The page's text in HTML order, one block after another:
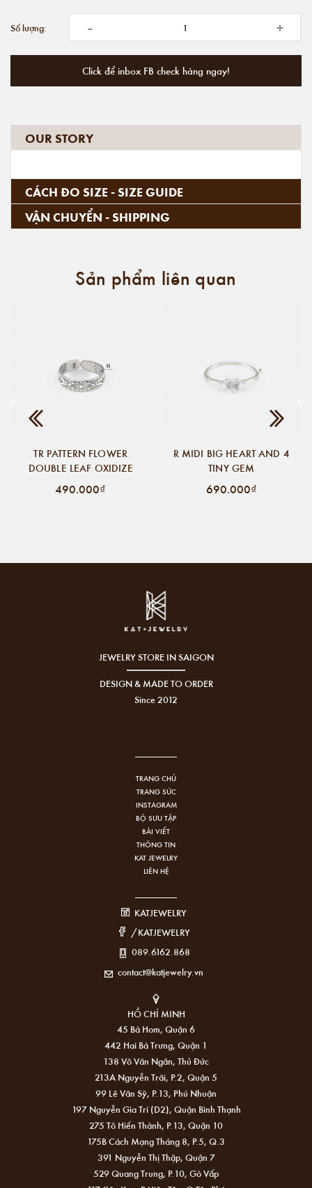
Số lượng: - +
Click để inbox FB check hàng ngay!
OUR STORY
CÁCH ĐO SIZE - SIZE GUIDE
VẬN CHUYỂN - SHIPPING
Sản phẩm liên quan
TR PATTERN FLOWER
DOUBLE LEAF OXIDIZE
490.000₫
R MIDI BIG HEART AND 4
TINY GEM
690.000₫
JEWELRY STORE IN SAIGON
DESIGN & MADE TO ORDER
Since 2012
TRANG CHỦ
TRANG SỨC
INSTAGRAM
BỘ SƯU TẬP
BÀI VIẾT
THÔNG TIN
KAT JEWELRY
LIÊN HỆ
KATJEWELRY
/KATJEWELRY
089.6162.868
contact@katjewelry.vn
HỒ CHÍ MINH
45 Bà Hom, Quận 6
442 Hai Bà Trưng, Quận 1
138 Võ Văn Ngân, Thủ Đức
213A Nguyễn Trãi, P.2, Quận 5
99 Lê Văn Sỹ, P.13, Phú Nhuận
197 Nguyễn Gia Trí (D2), Quận Bình Thạnh
275 Tô Hiến Thành, P.13, Quận 10
175B Cách Mạng Tháng 8, P.5, Q.3
391 Nguyễn Thị Thập, Quận 7
529 Quang Trung, P.10, Gò Vấp